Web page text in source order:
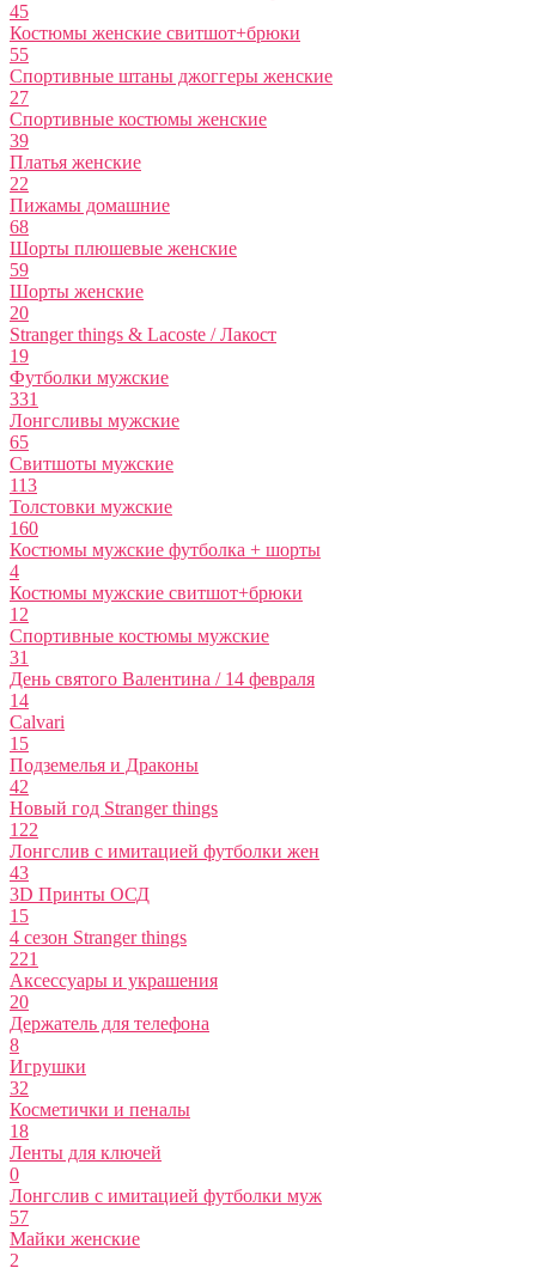
45
Костюмы женские свитшот+брюки
55
Спортивные штаны джоггеры женские
27
Спортивные костюмы женские
39
Платья женские
22
Пижамы домашние
68
Шорты плюшевые женские
59
Шорты женские
20
Stranger things & Lacoste / Лакост
19
Футболки мужские
331
Лонгсливы мужские
65
Свитшоты мужские
113
Толстовки мужские
160
Костюмы мужские футболка + шорты
4
Костюмы мужские свитшот+брюки
12
Спортивные костюмы мужские
31
День святого Валентина / 14 февраля
14
Calvari
15
Подземелья и Драконы
42
Новый год Stranger things
122
Лонгслив с имитацией футболки жен
43
3D Принты ОСД
15
4 сезон Stranger things
221
Аксессуары и украшения
20
Держатель для телефона
8
Игрушки
32
Косметички и пеналы
18
Ленты для ключей
0
Лонгслив с имитацией футболки муж
57
Майки женские
2